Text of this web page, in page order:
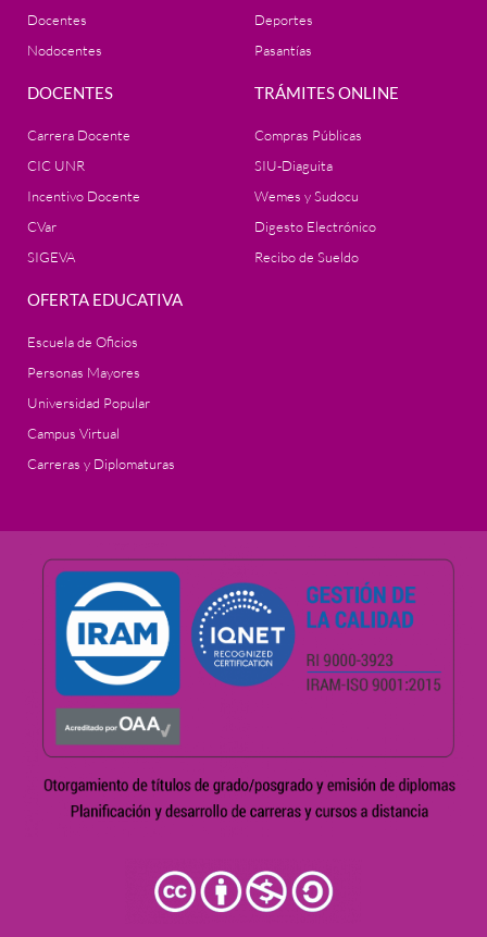
Docentes
Nodocentes
Deportes
Pasantías
DOCENTES
Carrera Docente
CIC UNR
Incentivo Docente
CVar
SIGEVA
TRÁMITES ONLINE
Compras Públicas
SIU-Diaguita
Wemes y Sudocu
Digesto Electrónico
Recibo de Sueldo
OFERTA EDUCATIVA
Escuela de Oficios
Personas Mayores
Universidad Popular
Campus Virtual
Carreras y Diplomaturas